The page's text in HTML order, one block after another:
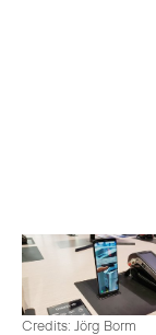
Credits: Jörg Borm